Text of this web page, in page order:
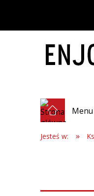
Menu
Jesteś w: »